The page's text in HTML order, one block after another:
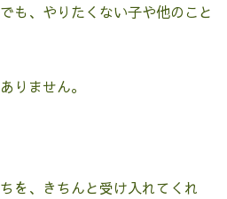
も、やりたくない子や他のこと
りません。
を、きちんと受け入れてくれ